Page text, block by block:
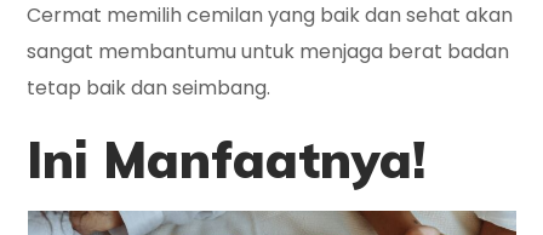
Cermat memilih cemilan yang baik dan sehat akan
sangat membantumu untuk menjaga berat badan
tetap baik dan seimbang.
Ini Manfaatnya!